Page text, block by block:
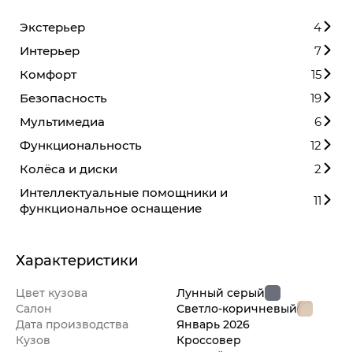
Экстерьер
4
Интерьер
7
Комфорт
15
Безопасность
19
Мультимедиа
6
Функциональность
12
Колёса и диски
2
Интеллектуальные помощники и
функциональное оснащение
11
Характеристики
Цвет кузова
Лунный серый
Салон
Светло-коричневый
Дата производства
Январь 2026
Кузов
Кроссовер